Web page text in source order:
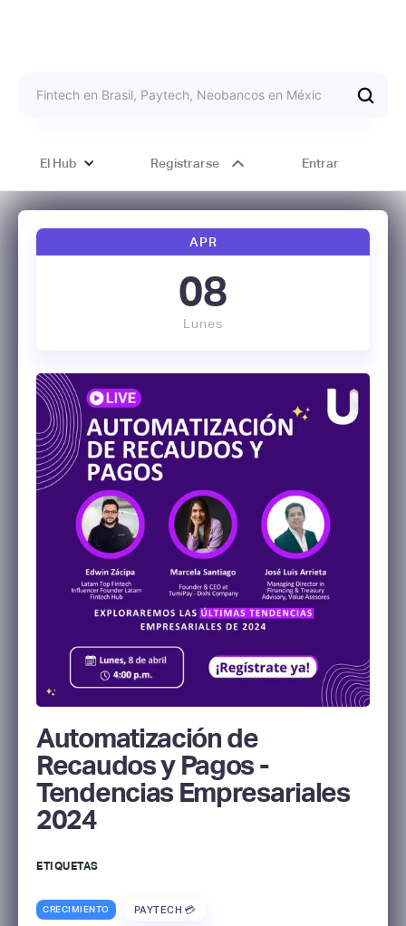
El Hub Registrarse Entrar
APR
08
Lunes
Automatización de
Recaudos y Pagos -
Tendencias Empresariales
2024
ETIQUETAS
CRECIMIENTO PAYTECH 💳